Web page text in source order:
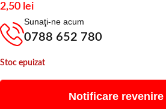
2,50 lei
Sunaţi-ne acum
0788 652 780
Stoc epuizat
Notificare